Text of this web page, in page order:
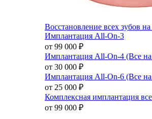
Восстановление всех зубов
Имплантация All-On-3
от 99 000 ₽
Имплантация All-On-4 (Все
от 30 000 ₽
Имплантация All-On-6 (Все
от 25 000 ₽
Комплексная имплантация
от 99 000 ₽